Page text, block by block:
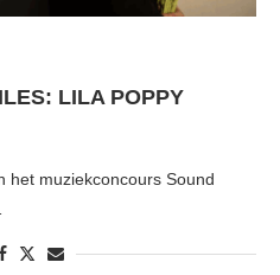
LILA POPPY
het muziekconcours Sound